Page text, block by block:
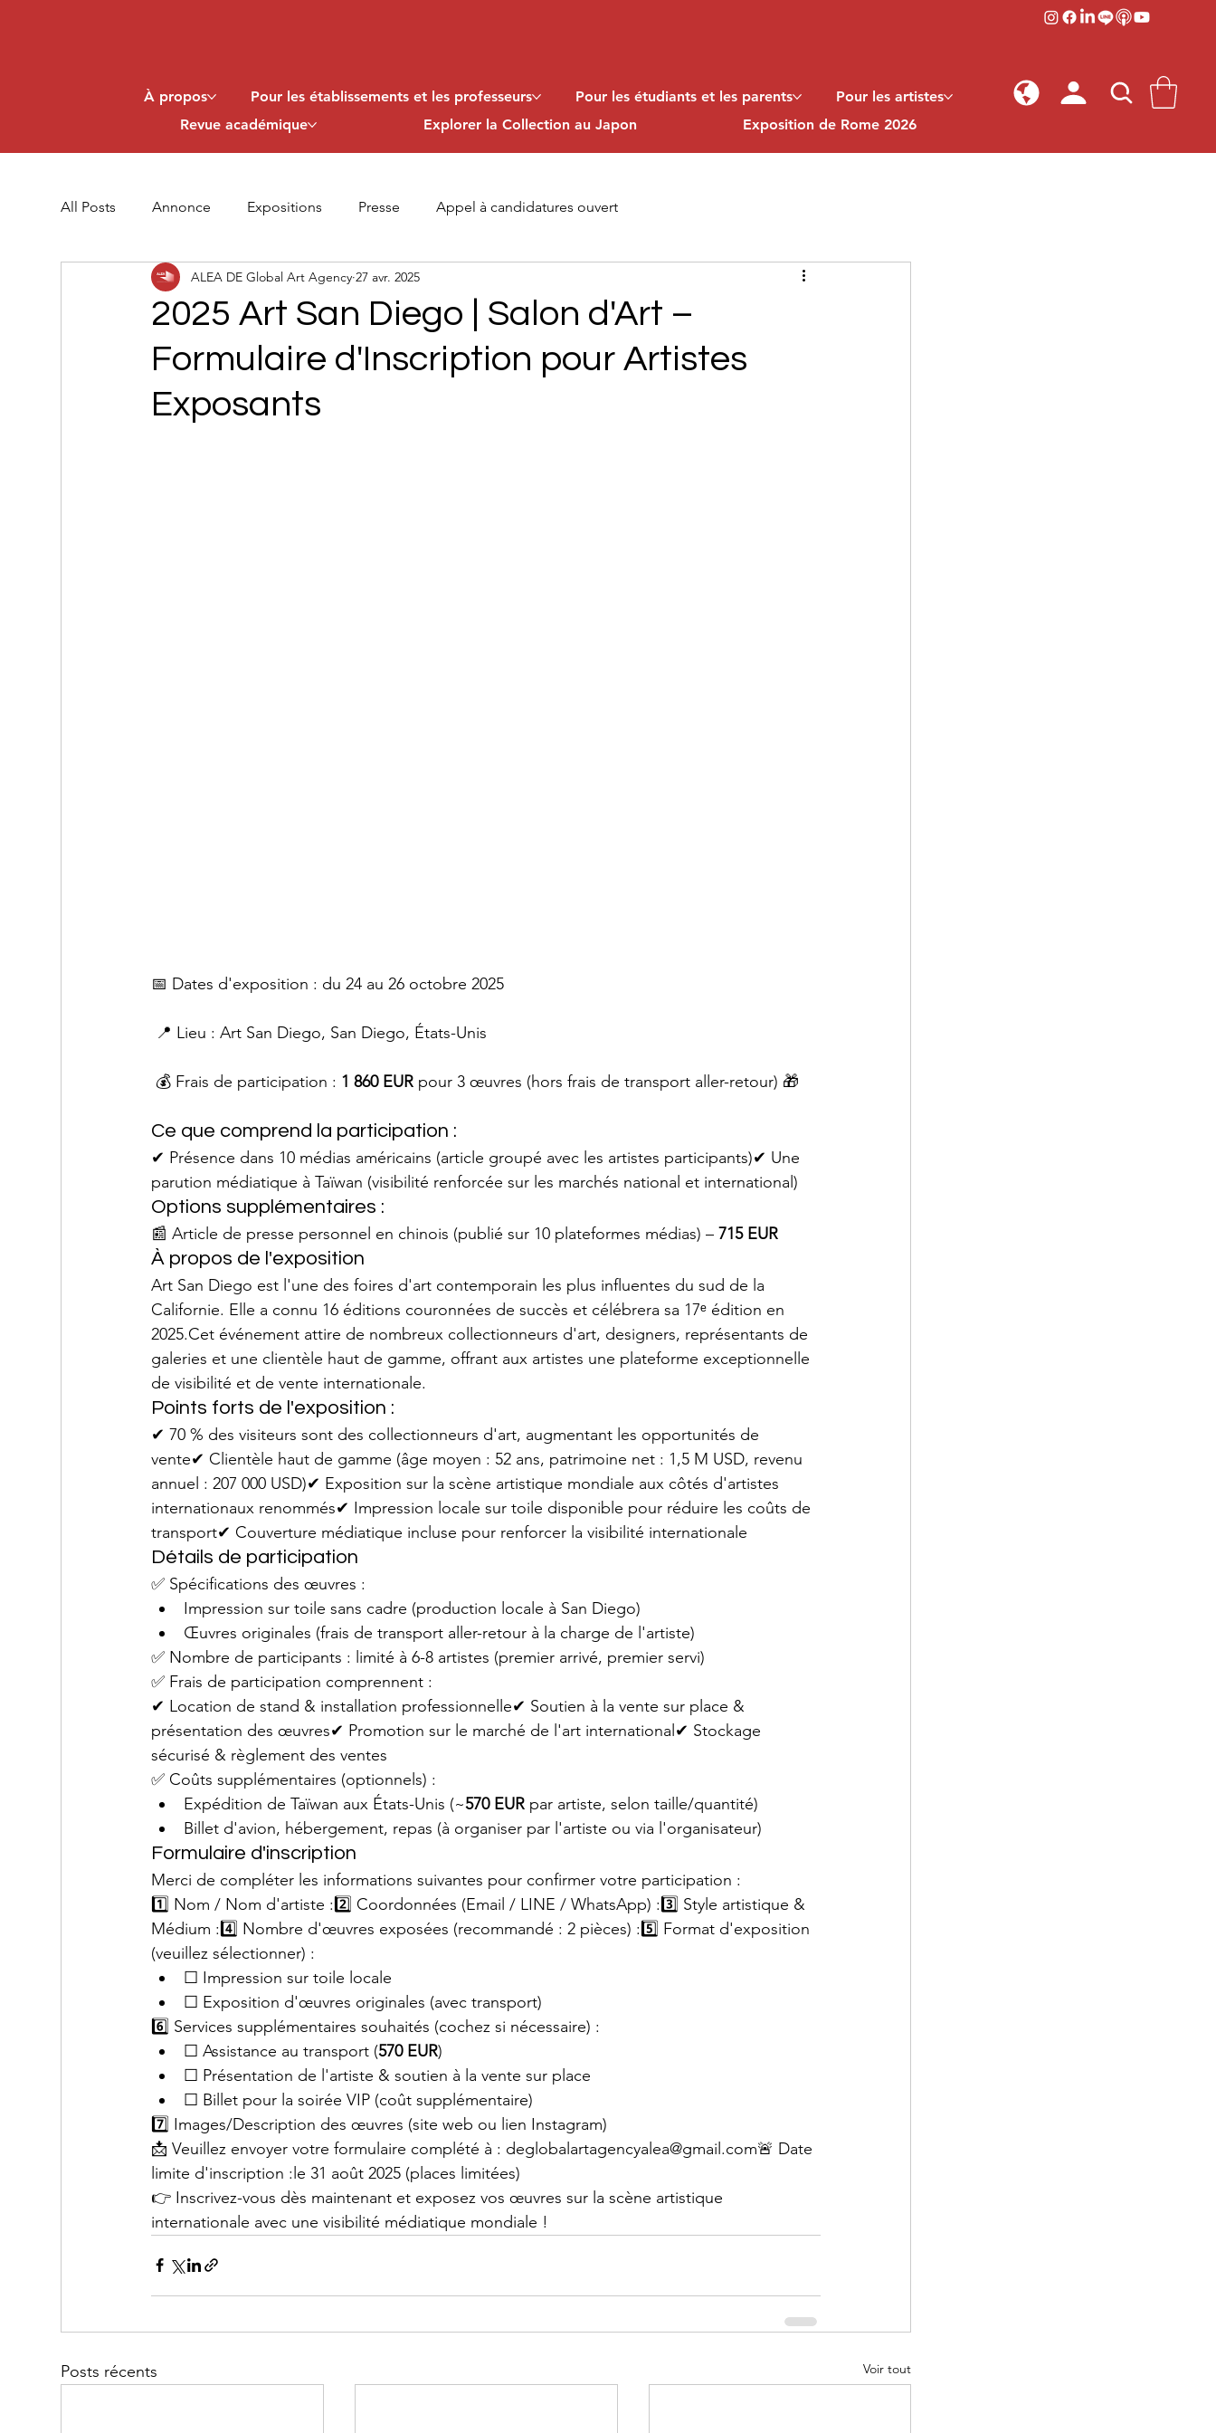
À propos Pour les établissements et les professeurs Pour les étudiants et les parents
Pour les artistes
Revue académique
Explorer la Collection au Japon Exposition de Rome 2026
All Posts Annonce Expositions Presse Appel à candidatures ouvert
2025 Art San Diego | Salon d'Art –
Formulaire d'Inscription pour Artistes
Exposants
ALEA DE Global Art Agency 27 avr. 2025
📅 Dates d'exposition : du 24 au 26 octobre 2025
📍 Lieu : Art San Diego, San Diego, États-Unis
💰 Frais de participation : 1 860 EUR pour 3 œuvres (hors frais de transport aller-retour) 🎁
Ce que comprend la participation :
✔ Présence dans 10 médias américains (article groupé avec les artistes participants)✔ Une
parution médiatique à Taïwan (visibilité renforcée sur les marchés national et international)
Options supplémentaires :
📰 Article de presse personnel en chinois (publié sur 10 plateformes médias) – 715 EUR
À propos de l'exposition
Art San Diego est l'une des foires d'art contemporain les plus influentes du sud de la
Californie. Elle a connu 16 éditions couronnées de succès et célébrera sa 17ᵉ édition en
2025.Cet événement attire de nombreux collectionneurs d'art, designers, représentants de
galeries et une clientèle haut de gamme, offrant aux artistes une plateforme exceptionnelle
de visibilité et de vente internationale.
Points forts de l'exposition :
✔ 70 % des visiteurs sont des collectionneurs d'art, augmentant les opportunités de
vente✔ Clientèle haut de gamme (âge moyen : 52 ans, patrimoine net : 1,5 M USD, revenu
annuel : 207 000 USD)✔ Exposition sur la scène artistique mondiale aux côtés d'artistes
internationaux renommés✔ Impression locale sur toile disponible pour réduire les coûts de
transport✔ Couverture médiatique incluse pour renforcer la visibilité internationale
Détails de participation
✅ Spécifications des œuvres :
Impression sur toile sans cadre (production locale à San Diego)
Œuvres originales (frais de transport aller-retour à la charge de l'artiste)
✅ Nombre de participants : limité à 6-8 artistes (premier arrivé, premier servi)
✅ Frais de participation comprennent :
✔ Location de stand & installation professionnelle✔ Soutien à la vente sur place &
présentation des œuvres✔ Promotion sur le marché de l'art international✔ Stockage
sécurisé & règlement des ventes
✅ Coûts supplémentaires (optionnels) :
Expédition de Taïwan aux États-Unis (~570 EUR par artiste, selon taille/quantité)
Billet d'avion, hébergement, repas (à organiser par l'artiste ou via l'organisateur)
Formulaire d'inscription
Merci de compléter les informations suivantes pour confirmer votre participation :
1️⃣ Nom / Nom d'artiste :2️⃣ Coordonnées (Email / LINE / WhatsApp) :3️⃣ Style artistique &
Médium :4️⃣ Nombre d'œuvres exposées (recommandé : 2 pièces) :5️⃣ Format d'exposition
(veuillez sélectionner) :
☐ Impression sur toile locale
☐ Exposition d'œuvres originales (avec transport)
6️⃣ Services supplémentaires souhaités (cochez si nécessaire) :
☐ Assistance au transport (570 EUR)
☐ Présentation de l'artiste & soutien à la vente sur place
☐ Billet pour la soirée VIP (coût supplémentaire)
7️⃣ Images/Description des œuvres (site web ou lien Instagram)
📩 Veuillez envoyer votre formulaire complété à : deglobalartagencyalea@gmail.com🚨 Date
limite d'inscription :le 31 août 2025 (places limitées)
👉 Inscrivez-vous dès maintenant et exposez vos œuvres sur la scène artistique
internationale avec une visibilité médiatique mondiale !
Posts récents Voir tout